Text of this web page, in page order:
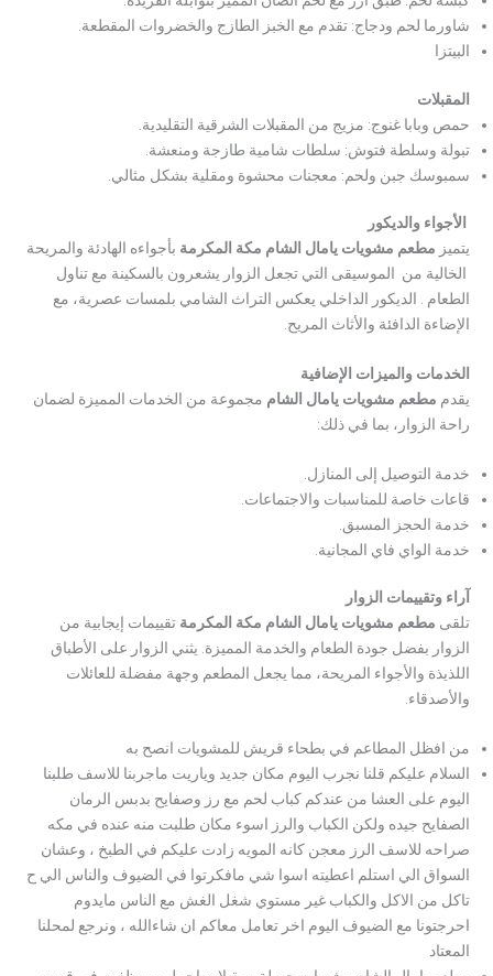
شاورما لحم ودجاج: تقدم مع الخبز الطازج والخضروات المقطعة.
البيتزا
المقبلات
حمص وبابا غنوج: مزيج من المقبلات الشرقية التقليدية.
تبولة وسلطة فتوش: سلطات شامية طازجة ومنعشة.
سمبوسك جبن ولحم: معجنات محشوة ومقلية بشكل مثالي.
الأجواء والديكور
يتميز مطعم مشويات يامال الشام مكة المكرمة بأجواءه الهادئة والمريحة
الخالية من الموسيقى التي تجعل الزوار يشعرون بالسكينة مع تناول
الطعام . الديكور الداخلي يعكس التراث الشامي بلمسات عصرية، مع
الإضاءة الدافئة والأثاث المريح.
الخدمات والميزات الإضافية
يقدم مطعم مشويات يامال الشام مجموعة من الخدمات المميزة لضمان
راحة الزوار، بما في ذلك:
خدمة التوصيل إلى المنازل.
قاعات خاصة للمناسبات والاجتماعات.
خدمة الحجز المسبق.
خدمة الواي فاي المجانية.
آراء وتقييمات الزوار
تلقى مطعم مشويات يامال الشام مكة المكرمة تقييمات إيجابية من
الزوار بفضل جودة الطعام والخدمة المميزة. يثني الزوار على الأطباق
اللذيذة والأجواء المريحة، مما يجعل المطعم وجهة مفضلة للعائلات
والأصدقاء.
من افظل المطاعم في بطحاء قريش للمشويات انصح به
السلام عليكم قلنا نجرب اليوم مكان جديد وياريت ماجربنا للاسف طلبنا
اليوم على العشا من عندكم كباب لحم مع رز وصفايح بدبس الرمان
الصفايح جيده ولكن الكباب والرز اسوء مكان طلبت منه عنده في مكه
صراحه للاسف الرز معجن كانه المويه زادت عليكم في الطبخ ، وعشان
السواق الي استلم اعطيته اسوا شي مافكرتوا في الضيوف والناس الي ح
تاكل من الاكل والكباب غير مستوي شغل الغش مع الناس مايدوم
احرجتونا مع الضيوف اليوم اخر تعامل معاكم ان شاءالله ، ونرجع لمحلنا
المعتاد